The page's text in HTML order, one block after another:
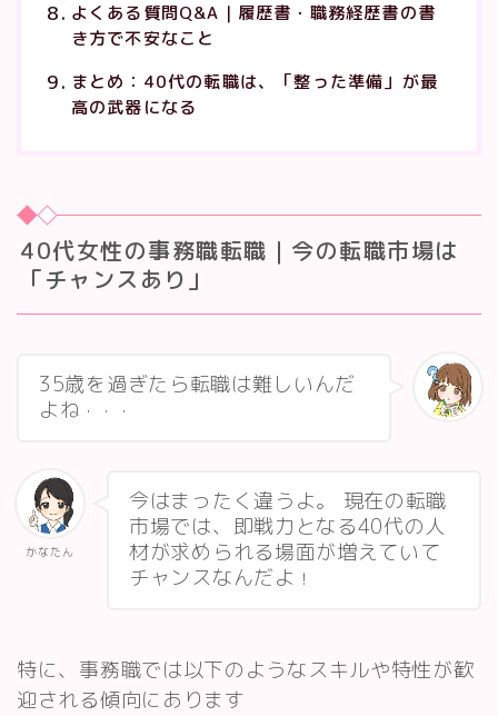
よくある質問Q&A｜履歴書・職務経歴書の書
き方で不安なこと
まとめ：40代の転職は、「整った準備」が最
高の武器になる
40代女性の事務職転職｜今の転職市場は
「チャンスあり」
35歳を過ぎたら転職は難しいんだ
よね ・・・
かなたん
今はまったく違うよ。 現在の転職
市場では、即戦力となる40代の人
材が求められる場面が増えていて
チャンスなんだよ ！
特に、事務職では以下のようなスキルや特性が歓
迎される傾向にあります